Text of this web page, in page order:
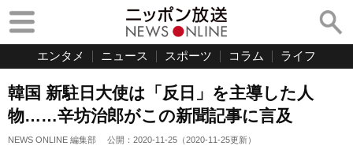
エンタメ ニュース スポーツ コラム ライフ
韓国 新駐日大使は「反日」を主導した人
物……辛坊治郎がこの新聞記事に言及
NEWS ONLINE 編集部 公開： 2020-11-25 （2020-11-25更新）